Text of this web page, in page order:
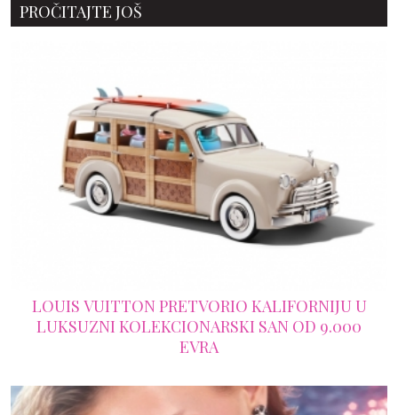
PROČITAJTE JOŠ
LOUIS VUITTON PRETVORIO KALIFORNIJU U
LUKSUZNI KOLEKCIONARSKI SAN OD 9.000
EVRA